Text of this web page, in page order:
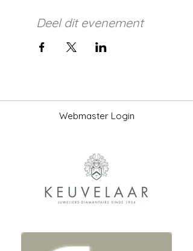
Deel dit evenement
Webmaster Login